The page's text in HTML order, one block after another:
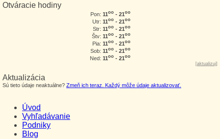
Otváracie hodiny
Pon: 11oo - 21oo
Utr: 11oo - 21oo
Str: 11oo - 21oo
Štv: 11oo - 21oo
Pia: 11oo - 21oo
Sob: 11oo - 21oo
Ned: 11oo - 21oo
[aktualizuj]
Aktualizácia
Sú tieto údaje neaktuálne? Zmeň ich teraz. Každý môže údaje aktualizovať.
Úvod
Vyhľadávanie
Podniky
Blog